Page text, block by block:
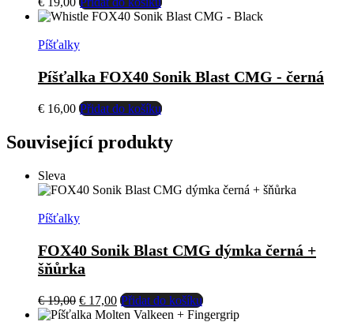
Píšťalky
Píšťalka FOX40 Sonik Blast CMG - černá
€ 16,00 Přidat do košíku
Související produkty
Sleva
Píšťalky
FOX40 Sonik Blast CMG dýmka černá +
šňůrka
€19,00 Původní
cena
€ 17,00Aktuální
cena
Přidat do košíku